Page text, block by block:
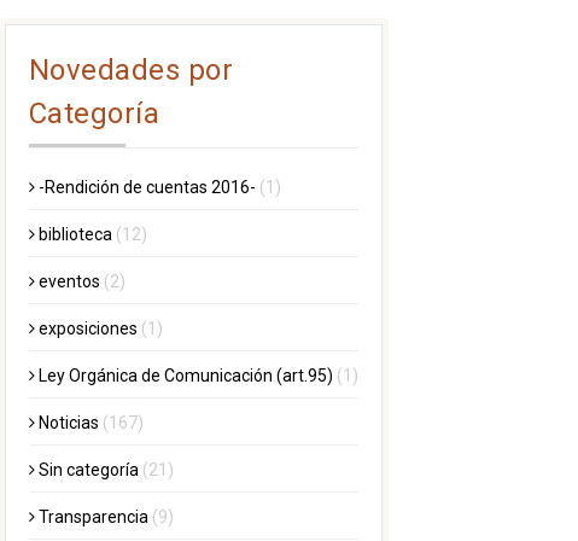
Novedades por
Categoría
-Rendición de cuentas 2016- (1)
biblioteca (12)
eventos (2)
exposiciones (1)
Ley Orgánica de Comunicación (art.95) (1)
Noticias (167)
Sin categoría (21)
Transparencia (9)